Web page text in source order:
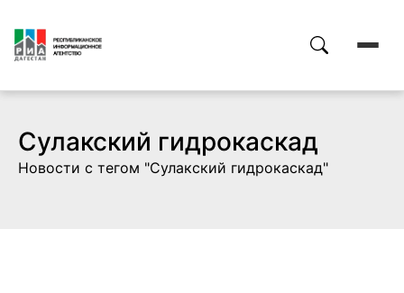
Сулакский гидрокаскад
Новости с тегом "Сулакский гидрокаскад"